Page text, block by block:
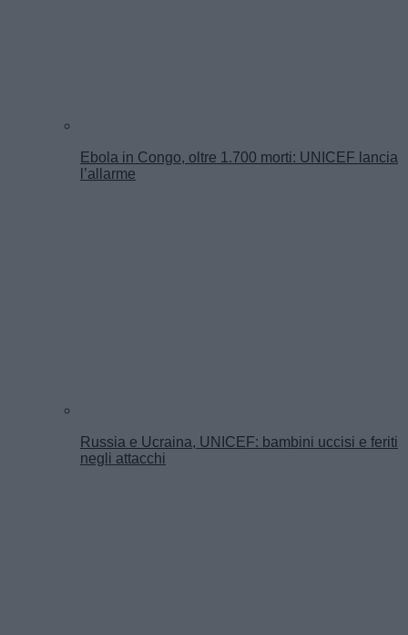
Ebola in Congo, oltre 1.700 morti: UNICEF lancia
l’allarme
Russia e Ucraina, UNICEF: bambini uccisi e feriti
negli attacchi